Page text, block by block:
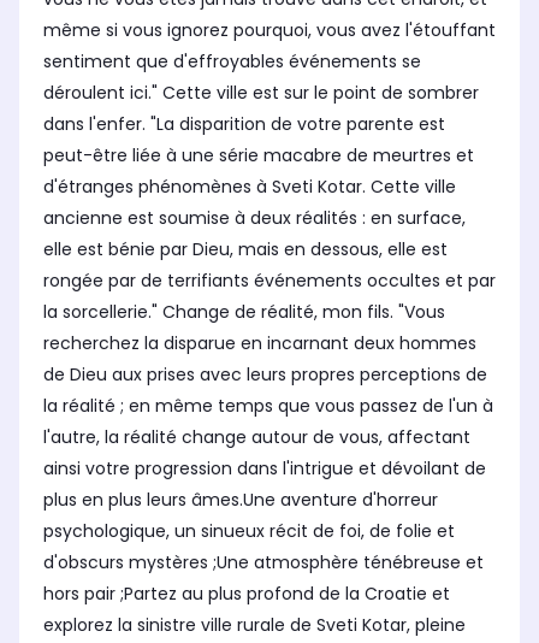
même si vous ignorez pourquoi, vous avez l'étouffant
sentiment que d'effroyables événements se
déroulent ici." Cette ville est sur le point de sombrer
dans l'enfer. "La disparition de votre parente est
peut-être liée à une série macabre de meurtres et
d'étranges phénomènes à Sveti Kotar. Cette ville
ancienne est soumise à deux réalités : en surface,
elle est bénie par Dieu, mais en dessous, elle est
rongée par de terrifiants événements occultes et par
la sorcellerie." Change de réalité, mon fils. "Vous
recherchez la disparue en incarnant deux hommes
de Dieu aux prises avec leurs propres perceptions de
la réalité ; en même temps que vous passez de l'un à
l'autre, la réalité change autour de vous, affectant
ainsi votre progression dans l'intrigue et dévoilant de
plus en plus leurs âmes.Une aventure d'horreur
psychologique, un sinueux récit de foi, de folie et
d'obscurs mystères ;Une atmosphère ténébreuse et
hors pair ;Partez au plus profond de la Croatie et
explorez la sinistre ville rurale de Sveti Kotar, pleine